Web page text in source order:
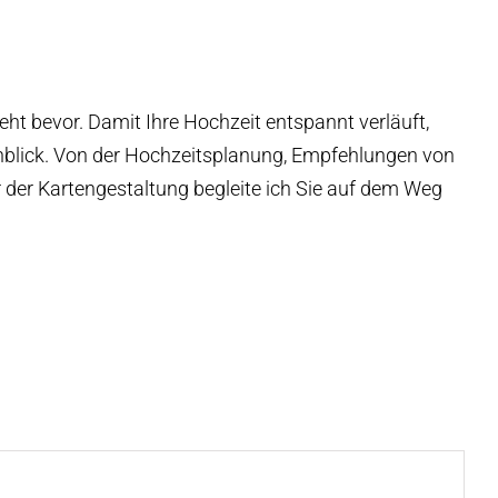
bevor. Damit Ihre Hochzeit entspannt verläuft,
Von der Hochzeitsplanung, Empfehlungen von
Kartengestaltung begleite ich Sie auf dem Weg